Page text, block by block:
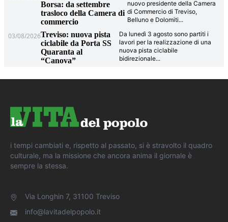
Borsa: da settembre
trasloco della Camera di
commercio
nuovo presidente della Camera
di Commercio di Treviso,
Belluno e Dolomiti...
03/08/2026Treviso: nuova pista
ciclabile da Porta SS
Quaranta al
“Canova”
Da lunedì 3 agosto sono partiti i
lavori per la realizzazione di una
nuova pista ciclabile
bidirezionale...
i tempi cambiati e, rispetto al passato, si è stravolto il quadro
culturale, ma la missione che ancora anima il giornale è
sempre la stessa.
Via Longhin 7, 31100 Treviso
info@lavitadelpopolo.it